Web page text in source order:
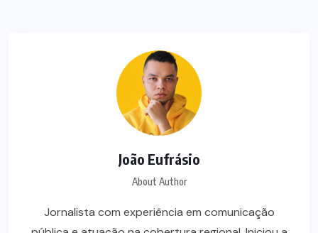
João Eufrásio
About Author
Jornalista com experiência em comunicação